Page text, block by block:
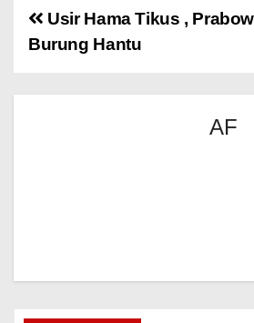
Usir Hama Tikus ,
Burung Hantu
AF